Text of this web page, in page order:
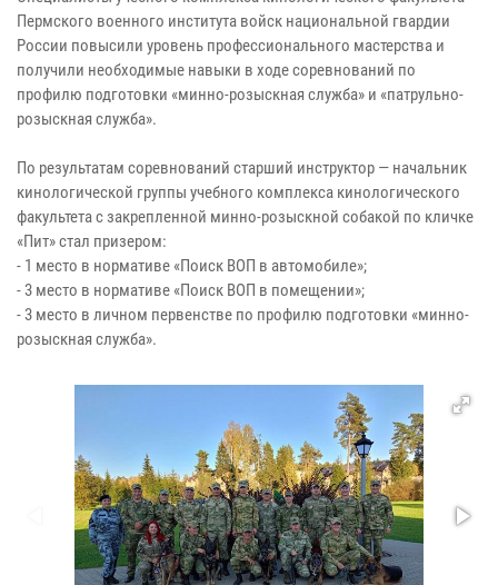
Пермского военного института войск национальной гвардии
России повысили уровень профессионального мастерства и
получили необходимые навыки в ходе соревнований по
профилю подготовки «минно-розыскная служба» и «патрульно-
розыскная служба».
По результатам соревнований старший инструктор — начальник
кинологической группы учебного комплекса кинологического
факультета с закрепленной минно-розыскной собакой по кличке
«Пит» стал призером:
- 1 место в нормативе «Поиск ВОП в автомобиле»;
- 3 место в нормативе «Поиск ВОП в помещении»;
- 3 место в личном первенстве по профилю подготовки «минно-
розыскная служба».